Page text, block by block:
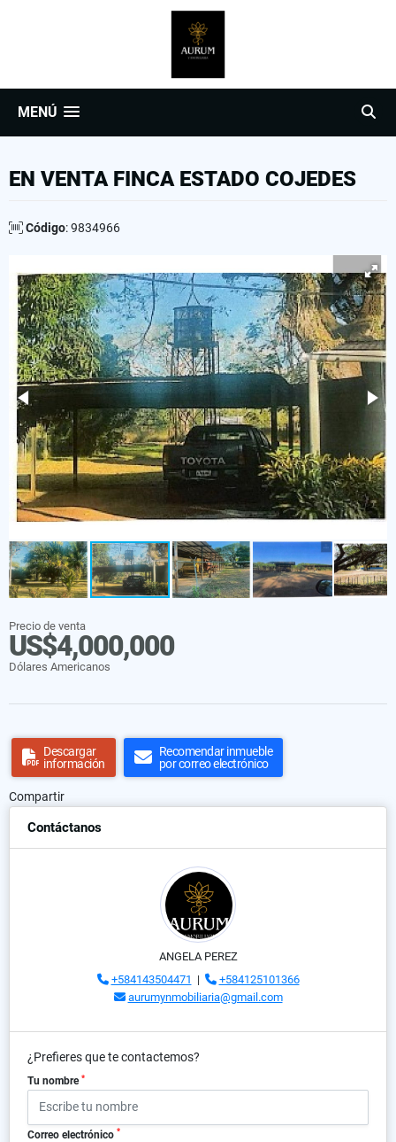
MENÚ
EN VENTA FINCA ESTADO COJEDES
Código: 9834966
Precio de venta
US$4,000,000
Dólares Americanos
Descargar
información
Recomendar inmueble
por correo electrónico
Compartir
Contáctanos
ANGELA PEREZ
+584143504471 |
+584125101366
aurumynmobiliaria@gmail.com
¿Prefieres que te contactemos?
Tu nombre *
Correo electrónico *